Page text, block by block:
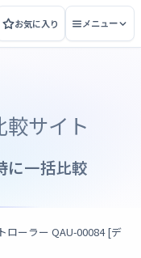
お気に入り メニュー
較サイト
に一括比較
ローラー QAU-00084 [デ